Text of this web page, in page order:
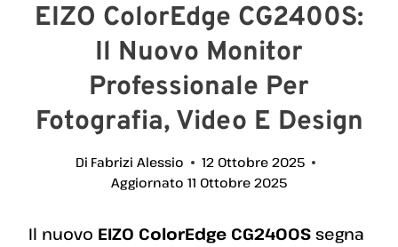
EIZO ColorEdge CG2400S:
Il Nuovo Monitor
Professionale Per
Fotografia, Video E Design
Di Fabrizi Alessio
12 Ottobre 2025
Aggiornato 11 Ottobre 2025
Il nuovo EIZO ColorEdge CG2400S segna